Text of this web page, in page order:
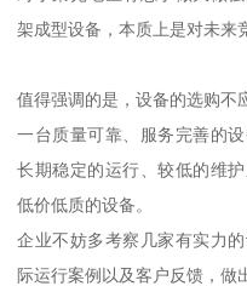
架成型设备，本质上是对未来
值得强调的是，设备的选购不
一台质量可靠、服务完善的
长期稳定的运行、较低的维
低价低质的设备。
企业不妨多考察几家有实力
际运行案例以及客户反馈，做